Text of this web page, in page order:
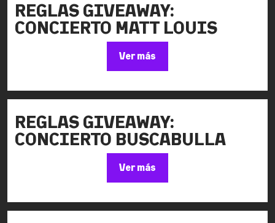
REGLAS GIVEAWAY:
CONCIERTO MATT LOUIS
Ver más
REGLAS GIVEAWAY:
CONCIERTO BUSCABULLA
Ver más